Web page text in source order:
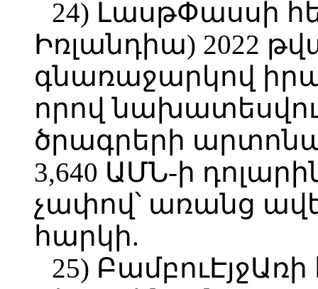
24) ԼասթՓասսի
Իռլանդիա) 2022
գնառաջարկով
որով
ծրագրերի
3,640 ԱՄՆ-ի
չափով՝ առանց
հարկի.
25)